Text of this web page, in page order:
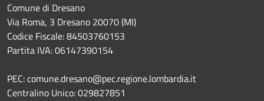
Comune di Dresano
Via Roma, 3 Dresano 20070 (MI)
Codice Fiscale: 84503760153
Partita IVA: 06147390154
PEC: comune.dresano@pec.regione.lombardia.it
Centralino Unico: 029827851